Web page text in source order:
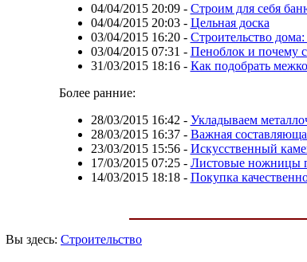
04/04/2015 20:09- Строим для себя
04/04/2015 20:03- Цельная доска
03/04/2015 16:20- Строительство
03/04/2015 07:31 - Пеноблок и почему
31/03/2015 18:16- Как подобрать
Более ранние:
28/03/2015 16:42 - Укладываем
28/03/2015 16:37- Важная
23/03/2015 15:56- Искусственный
17/03/2015 07:25- Листовые ножницы
14/03/2015 18:18- Покупка
Вы здесь: Строительство